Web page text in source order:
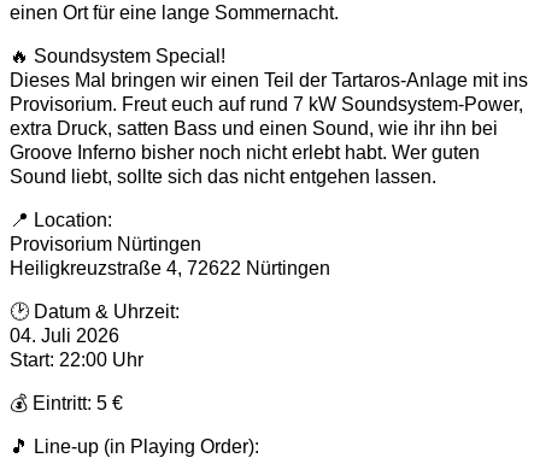
einen Ort für eine lange Sommernacht.
🔥 Soundsystem Special!
Dieses Mal bringen wir einen Teil der Tartaros-Anlage mit ins
Provisorium. Freut euch auf rund 7 kW Soundsystem-Power,
extra Druck, satten Bass und einen Sound, wie ihr ihn bei
Groove Inferno bisher noch nicht erlebt habt. Wer guten
Sound liebt, sollte sich das nicht entgehen lassen.
📍 Location:
Provisorium Nürtingen
Heiligkreuzstraße 4, 72622 Nürtingen
🕑 Datum & Uhrzeit:
04. Juli 2026
Start: 22:00 Uhr
💰 Eintritt: 5 €
🎵 Line-up (in Playing Order):